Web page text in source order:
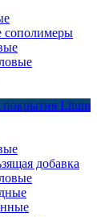
сополимеры
Litum
добавка